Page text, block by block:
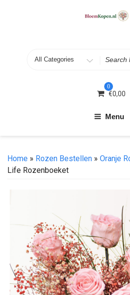
0
€0,00
Menu
Home » Rozen Bestellen » Oranje
Life Rozenboeket